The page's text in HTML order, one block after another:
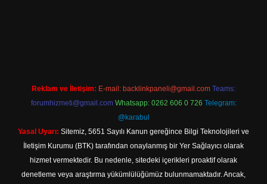
Reklam ve İletişim: E-mail: backlinkpaneli@gmail.com Teams:
forumhizmeti@gmail.com Whatsapp: 0262 606 0 726 Telegram:
@karabul
Yasal Uyarı: Sitemiz, 5651 Sayılı Kanun gereğince Bilgi Teknolojileri ve
İletişim Kurumu (BTK) tarafından onaylanmış bir Yer Sağlayıcı olarak
hizmet vermektedir. Bu nedenle, sitedeki içerikleri proaktif olarak
denetleme veya araştırma yükümlülüğümüz bulunmamaktadır. Ancak,